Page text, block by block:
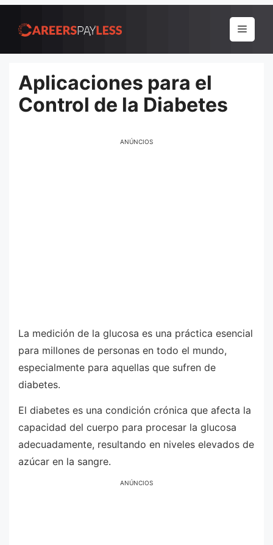
para
conteúdo
Menu
Aplicaciones para el
Control de la Diabetes
ANÚNCIOS
La medición de la glucosa es una práctica esencial
para millones de personas en todo el mundo,
especialmente para aquellas que sufren de
diabetes.
El diabetes es una condición crónica que afecta la
capacidad del cuerpo para procesar la glucosa
adecuadamente, resultando en niveles elevados de
azúcar en la sangre.
ANÚNCIOS